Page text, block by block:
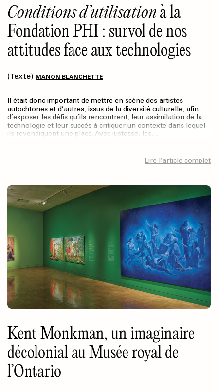
Conditions d’utilisationà la
Fondation PHI : survol de nos
attitudes face aux technologies
(Texte) MANON BLANCHETTE
Il était donc important de mettre en scène des artistes
autochtones et d’autres, issus de la diversité culturelle, afin
d’exposer les défis qu’ils rencontrent, leur assimilation de la
technologie et leur succès à critiquer un contexte dans lequel
ils revendiquent une place. Avec justesse, les…
Lire l’article complet
Kent Monkman, un imaginaire
décolonial au Musée royal de
l’Ontario